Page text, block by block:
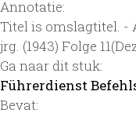
Annotatie:
Titel is omslagtitel. -
jrg. (1943) Folge
Ga naar dit stuk:
Führerdienst
Bevat: